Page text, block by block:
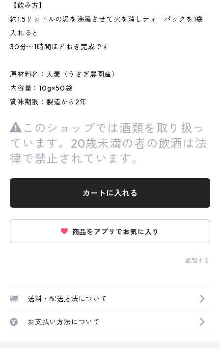
【飲み方】
約1.5リットルの湯を沸騰させて火を消しティーパックを1袋
入れると
30分〜1時間ほどおき完成です
原材料名：大麦（うさぎ農園産）
内容量：10g×50袋
賞味期限：製造から2年
このショップでは酒類を取り扱っ
ています。20歳未満の者の飲酒は法
律で禁止されています。
カートに入れる
商品をアプリでお気に入り
通報する
送料・配送方法について
お支払い方法について